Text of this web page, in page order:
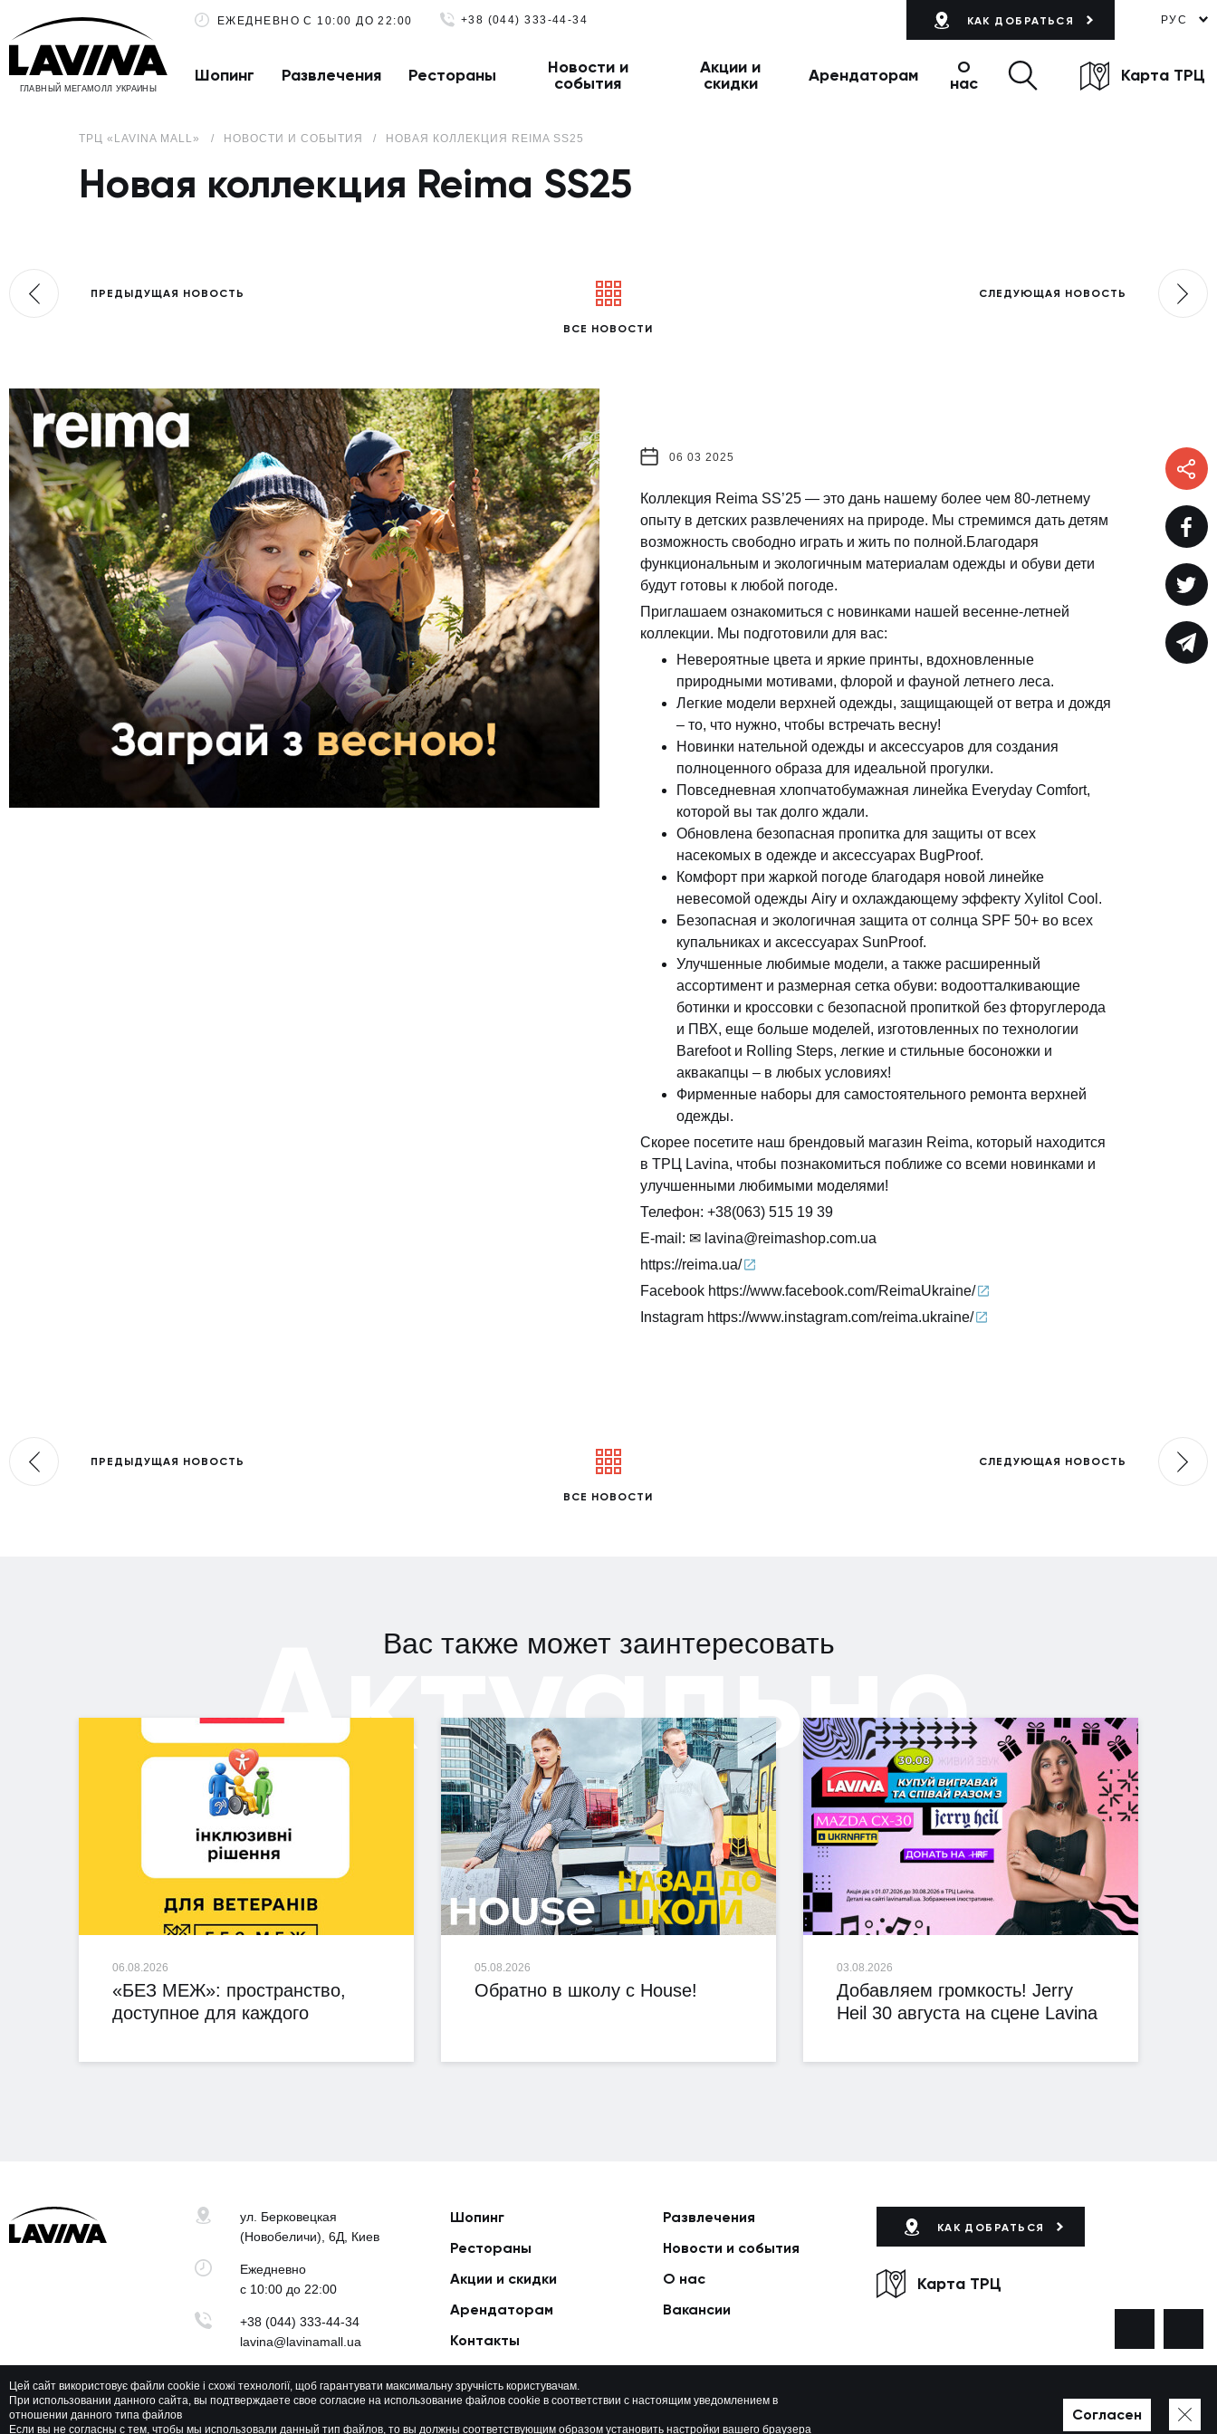
ГЛАВНЫЙ МЕГАМОЛЛ УКРАИНЫ
ЕЖЕДНЕВНО С 10:00 ДО 22:00 +38 (044) 333-44-34 КАК ДОБРАТЬСЯ РУС
Шопинг Развлечения Рестораны
Новости и
события
Акции и
скидки
Арендаторам
О
нас
Карта ТРЦ
ТРЦ «LAVINA MALL» НОВОСТИ И СОБЫТИЯ НОВАЯ КОЛЛЕКЦИЯ REIMA SS25
Новая коллекция Reima SS25
ПРЕДЫДУЩАЯ НОВОСТЬ
ВСЕ НОВОСТИ
СЛЕДУЮЩАЯ НОВОСТЬ
06 03 2025
Коллекция Reima SS’25 — это дань нашему более чем 80-летнему
опыту в детских развлечениях на природе. Мы стремимся дать детям
возможность свободно играть и жить по полной.Благодаря
функциональным и экологичным материалам одежды и обуви дети
будут готовы к любой погоде.
Приглашаем ознакомиться с новинками нашей весенне-летней
коллекции. Мы подготовили для вас:
Невероятные цвета и яркие принты, вдохновленные
природными мотивами, флорой и фауной летнего леса.
Легкие модели верхней одежды, защищающей от ветра и дождя
– то, что нужно, чтобы встречать весну!
Новинки нательной одежды и аксессуаров для создания
полноценного образа для идеальной прогулки.
Повседневная хлопчатобумажная линейка Everyday Comfort,
которой вы так долго ждали.
Обновлена ​​безопасная пропитка для защиты от всех
насекомых в одежде и аксессуарах BugProof.
Комфорт при жаркой погоде благодаря новой линейке
невесомой одежды Airy и охлаждающему эффекту Xylitol Cool.
Безопасная и экологичная защита от солнца SPF 50+ во всех
купальниках и аксессуарах SunProof.
Улучшенные любимые модели, а также расширенный
ассортимент и размерная сетка обуви: водоотталкивающие
ботинки и кроссовки с безопасной пропиткой без фторуглерода
и ПВХ, еще больше моделей, изготовленных по технологии
Barefoot и Rolling Steps, легкие и стильные босоножки и
аквакапцы – в любых условиях!
Фирменные наборы для самостоятельного ремонта верхней
одежды.
Скорее посетите наш брендовый магазин Reima, который находится
в ТРЦ Lavina, чтобы познакомиться поближе со всеми новинками и
улучшенными любимыми моделями!
Телефон: ‎+38(063) 515 19 39
Е-mail:
lavina@reimashop.com.ua
https://reima.ua/
Facebook https://www.facebook.com/ReimaUkraine/
Instagram https://www.instagram.com/reima.ukraine/
ПРЕДЫДУЩАЯ НОВОСТЬ
ВСЕ НОВОСТИ
СЛЕДУЮЩАЯ НОВОСТЬ
Вас также может заинтересовать
Актуально
06.08.2026
«БЕЗ МЕЖ»: пространство,
доступное для каждого
05.08.2026
Обратно в школу с House!
03.08.2026
Добавляем громкость! Jerry
Heil 30 августа на сцене Lavina
ул. Берковецкая
(Новобеличи), 6Д, Киев
Ежедневно
с 10:00 до 22:00
+38 (044) 333-44-34
lavina@lavinamall.ua
Шопинг
Развлечения
Рестораны
Новости и события
Акции и скидки
О нас
Арендаторам
Вакансии
Контакты
КАК ДОБРАТЬСЯ
Карта ТРЦ
Lavina Mall © 2026 Все права защищены Разработано в WEZOM
Цей сайт використовує файли cookie і схожі технології, щоб гарантувати максимальну зручність користувачам.
При использовании данного сайта, вы подтверждаете свое согласие на использование файлов cookie в соответствии с настоящим уведомлением в
отношении данного типа файлов
Если вы не согласны с тем, чтобы мы использовали данный тип файлов, то вы должны соответствующим образом установить настройки вашего браузера
Согласен